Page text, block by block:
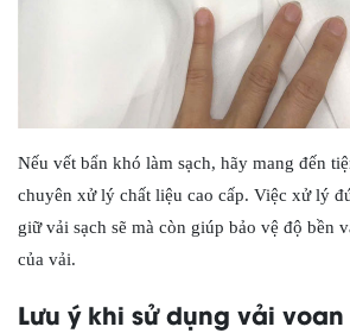
Nếu vết bẩn khó làm sạch, hãy mang đến
chuyên xử lý chất liệu cao cấp. Việc xử lý
giữ vải sạch sẽ mà còn giúp bảo vệ độ bền
của vải.
Lưu ý khi sử dụng vải